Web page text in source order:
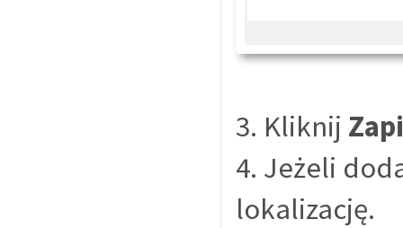
3. Kliknij
4. Jeżeli
lokalizację.